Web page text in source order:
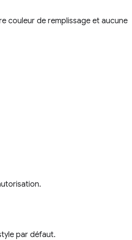
couleur de remplissage et aucune
par défaut.